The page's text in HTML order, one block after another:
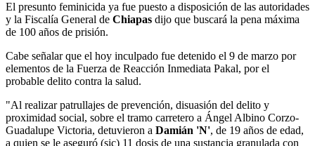
El presunto feminicida ya fue puesto a disposición de las autoridades
y la Fiscalía General de Chiapas dijo que buscará la pena máxima
de 100 años de prisión.
Cabe señalar que el hoy inculpado fue detenido el 9 de marzo por
elementos de la Fuerza de Reacción Inmediata Pakal, por el
probable delito contra la salud.
"Al realizar patrullajes de prevención, disuasión del delito y
proximidad social, sobre el tramo carretero a Ángel Albino Corzo-
Guadalupe Victoria, detuvieron a Damián 'N', de 19 años de edad,
a quien se le aseguró (sic) 11 dosis de una sustancia granulada con